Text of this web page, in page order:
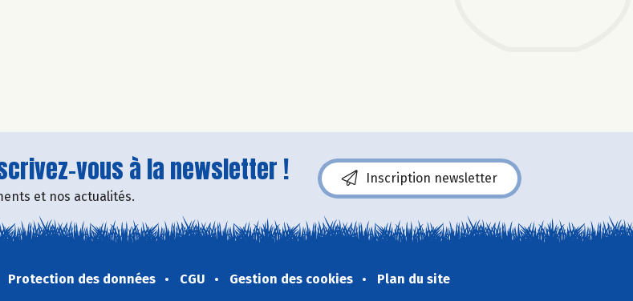
vous à la newsletter !
et nos actualités.
Inscription newsletter
Protection des données CGU Gestion des cookies Plan du site